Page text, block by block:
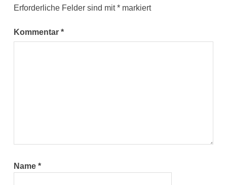
Erforderliche Felder sind mit* markiert
Kommentar*
Name*